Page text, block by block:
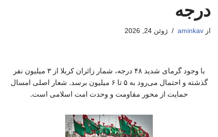
درجه
از aminkav ژوئن 24, 2026
با وجود گرمای شدید ۴۸ درجه، شمار زائران کربلا از ۳ میلیون نفر
گذشته و احتمال می‌رود به ۵ تا ۶ میلیون برسد. شعار اصلی امسال
حمایت از محور مقاومت و وحدت امت اسلامی است.